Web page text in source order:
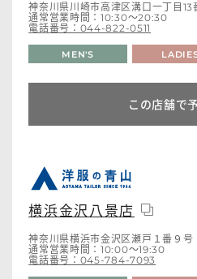
神奈川県川崎市高津区溝口一丁目13
通常営業時間：10:30～20:30
電話番号：044-822-0511
MEN'S
この店舗で
横浜金沢八景店
神奈川県横浜市金沢区瀬戸１番９号
通常営業時間：10:00～19:30
電話番号：045-784-7093